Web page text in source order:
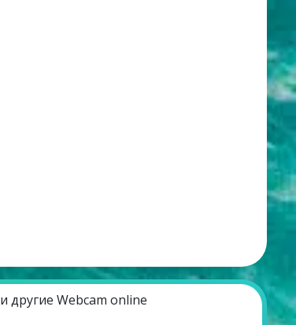
и другие Webcam online